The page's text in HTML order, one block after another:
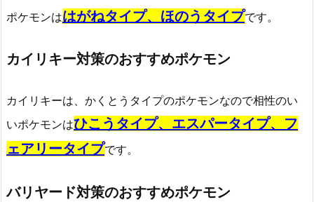
ポケモンははがねタイプ、ほのうタイプです。
カイリキー対策のおすすめポケモン
カイリキーは、かくとうタイプのポケモンなので相性のい
いポケモンはひこうタイプ、エスパータイプ、フ
ェアリータイプです。
バリヤード対策のおすすめポケモン